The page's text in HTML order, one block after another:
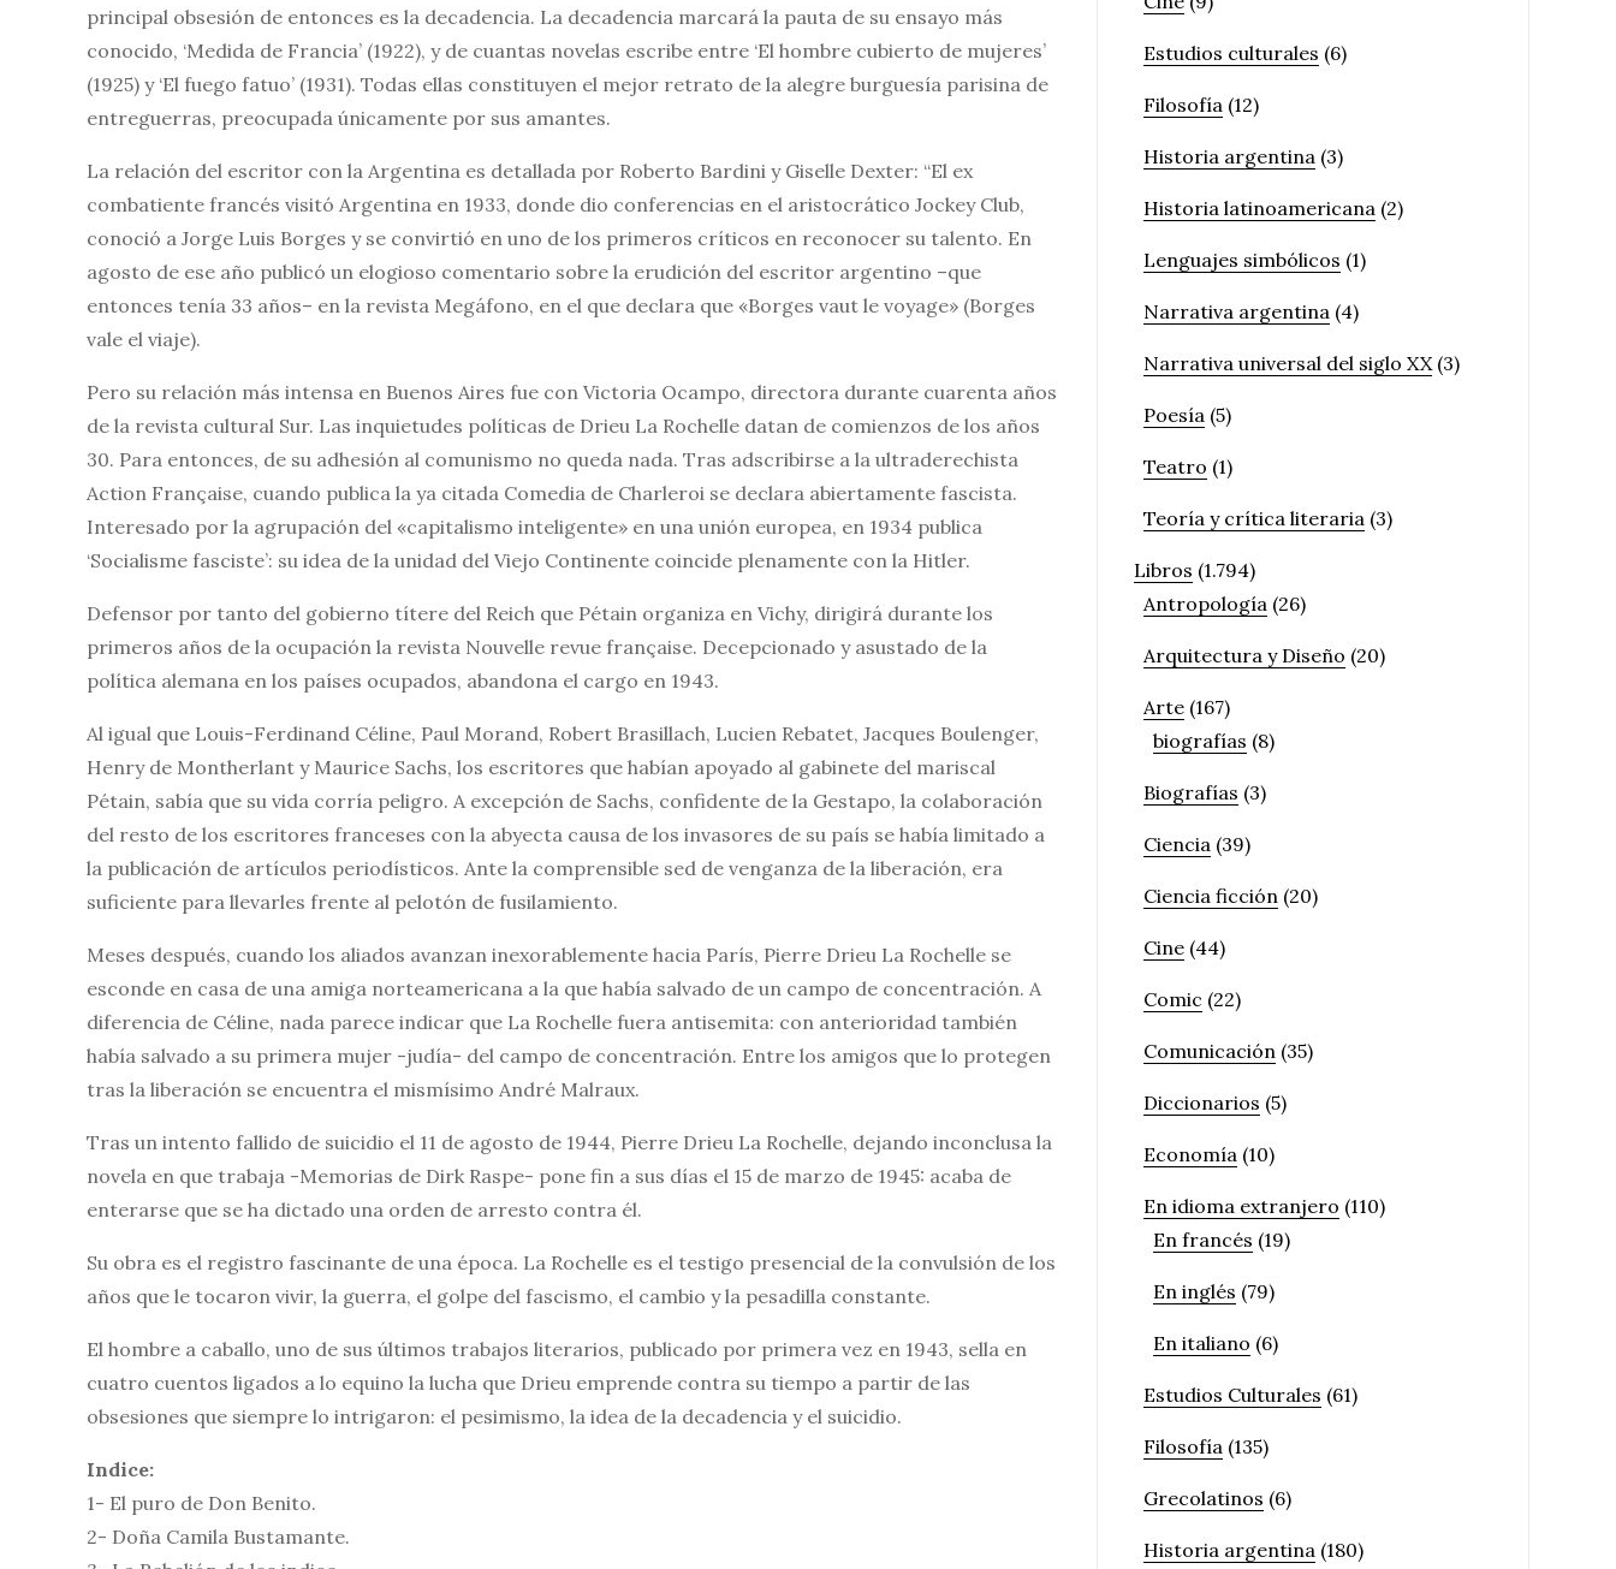
principal obsesión de entonces es la decadencia. La decadencia marcará la pauta de su ensayo más
conocido, ‘Medida de Francia’ (1922), y de cuantas novelas escribe entre ‘El hombre cubierto de mujeres’
(1925) y ‘El fuego fatuo’ (1931). Todas ellas constituyen el mejor retrato de la alegre burguesía parisina de
entreguerras, preocupada únicamente por sus amantes.
La relación del escritor con la Argentina es detallada por Roberto Bardini y Giselle Dexter: “El ex
combatiente francés visitó Argentina en 1933, donde dio conferencias en el aristocrático Jockey Club,
conoció a Jorge Luis Borges y se convirtió en uno de los primeros críticos en reconocer su talento. En
agosto de ese año publicó un elogioso comentario sobre la erudición del escritor argentino –que
entonces tenía 33 años– en la revista Megáfono, en el que declara que «Borges vaut le voyage» (Borges
vale el viaje).
Pero su relación más intensa en Buenos Aires fue con Victoria Ocampo, directora durante cuarenta años
de la revista cultural Sur. Las inquietudes políticas de Drieu La Rochelle datan de comienzos de los años
30. Para entonces, de su adhesión al comunismo no queda nada. Tras adscribirse a la ultraderechista
Action Française, cuando publica la ya citada Comedia de Charleroi se declara abiertamente fascista.
Interesado por la agrupación del «capitalismo inteligente» en una unión europea, en 1934 publica
‘Socialisme fasciste’: su idea de la unidad del Viejo Continente coincide plenamente con la Hitler.
Defensor por tanto del gobierno títere del Reich que Pétain organiza en Vichy, dirigirá durante los
primeros años de la ocupación la revista Nouvelle revue française. Decepcionado y asustado de la
política alemana en los países ocupados, abandona el cargo en 1943.
Al igual que Louis-Ferdinand Céline, Paul Morand, Robert Brasillach, Lucien Rebatet, Jacques Boulenger,
Henry de Montherlant y Maurice Sachs, los escritores que habían apoyado al gabinete del mariscal
Pétain, sabía que su vida corría peligro. A excepción de Sachs, confidente de la Gestapo, la colaboración
del resto de los escritores franceses con la abyecta causa de los invasores de su país se había limitado a
la publicación de artículos periodísticos. Ante la comprensible sed de venganza de la liberación, era
suficiente para llevarles frente al pelotón de fusilamiento.
Meses después, cuando los aliados avanzan inexorablemente hacia París, Pierre Drieu La Rochelle se
esconde en casa de una amiga norteamericana a la que había salvado de un campo de concentración. A
diferencia de Céline, nada parece indicar que La Rochelle fuera antisemita: con anterioridad también
había salvado a su primera mujer -judía- del campo de concentración. Entre los amigos que lo protegen
tras la liberación se encuentra el mismísimo André Malraux.
Tras un intento fallido de suicidio el 11 de agosto de 1944, Pierre Drieu La Rochelle, dejando inconclusa la
novela en que trabaja -Memorias de Dirk Raspe- pone fin a sus días el 15 de marzo de 1945: acaba de
enterarse que se ha dictado una orden de arresto contra él.
Su obra es el registro fascinante de una época. La Rochelle es el testigo presencial de la convulsión de los
años que le tocaron vivir, la guerra, el golpe del fascismo, el cambio y la pesadilla constante.
El hombre a caballo, uno de sus últimos trabajos literarios, publicado por primera vez en 1943, sella en
cuatro cuentos ligados a lo equino la lucha que Drieu emprende contra su tiempo a partir de las
obsesiones que siempre lo intrigaron: el pesimismo, la idea de la decadencia y el suicidio.
Indice:
1- El puro de Don Benito.
2- Doña Camila Bustamante.
Estudios culturales (6)
Filosofía (12)
Historia argentina (3)
Historia latinoamericana (2)
Lenguajes simbólicos (1)
Narrativa argentina (4)
Narrativa universal del siglo XX(3)
Poesía (5)
Teatro (1)
Teoría y crítica literaria (3)
Libros (1.794)
Antropología (26)
Arquitectura y Diseño (20)
Arte (167)
biografías (8)
Biografías (3)
Ciencia (39)
Ciencia ficción (20)
Cine (44)
Comic (22)
Comunicación (35)
Diccionarios (5)
Economía (10)
En idioma extranjero (110)
En francés (19)
En inglés (79)
En italiano (6)
Estudios Culturales (61)
Filosofía (135)
Grecolatinos (6)
Historia argentina (180)